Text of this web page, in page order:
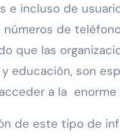
e incluso de
de
que las
y educación, son
a la
de este tipo de